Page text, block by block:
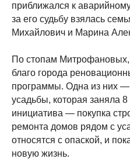
приближался к
за его судьбу взялась
Михайлович и Марина
По стопам
благо города
программы. Одна из них —
усадьбы, которая заняла
инициатива — покупка
ремонта домов рядом с
относятся с опаской, и
новую жизнь.